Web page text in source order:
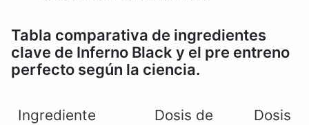
Tabla comparativa de ingredientes
clave de Inferno Black y el pre entreno
perfecto según la ciencia.
Ingrediente
Dosis de
Dosis